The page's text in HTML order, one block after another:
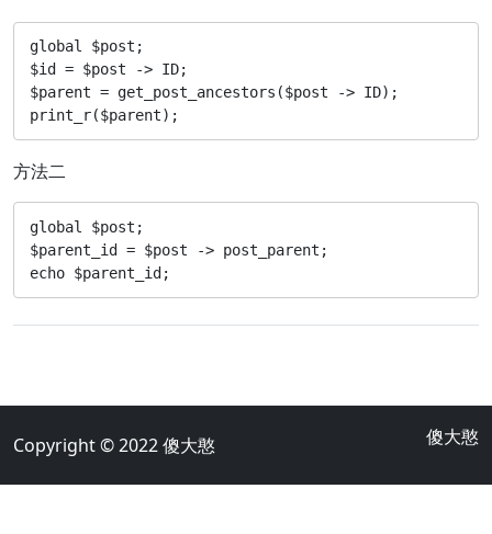
global $post;
$id = $post -> ID;
$parent = get_post_ancestors($post -> ID);
print_r($parent);
方法二
global $post;
$parent_id = $post -> post_parent;
echo $parent_id;
Copyright © 2022傻大憨 傻大憨